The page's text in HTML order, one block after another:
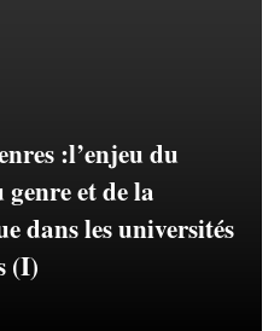
:l’enjeu du
et de la
dans les universités
(I)